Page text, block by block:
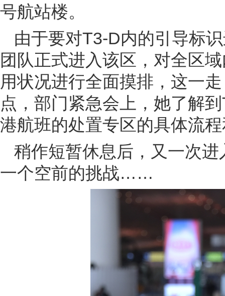
号航站楼。
由于要对T3-D内的引导标
团队正式进入该区，对全区
用状况进行全面摸排，这一
点，部门紧急会上，她了解
港航班的处置专区的具体流
稍作短暂休息后，又一次
一个空前的挑战……